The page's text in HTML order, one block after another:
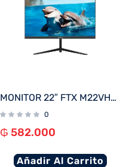
MONITOR 22″ FTX M22VHDFML FHD VGA/HDMI/75HZ/1MS/VA/BIVOLT BORDE INFINITO
0
₲ 582.000
Añadir Al Carrito